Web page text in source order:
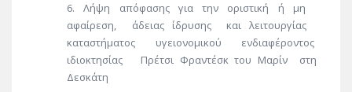
Λήψη απόφασης για την οριστική ή μη
αφαίρεση, άδειας ίδρυσης και λειτουργίας
καταστήματος υγειονομικού ενδιαφέροντος
ιδιοκτησίας Πρέτσι Φραντέσκ του Μαρίν στη
Δεσκάτη